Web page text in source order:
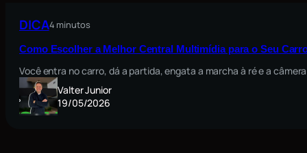
DICA4 minutos
Como Escolher a Melhor Central Multimídia para o Seu
Você entra no carro, dá a partida, engata a marcha à ré e a
Valter Junior
19/05/2026